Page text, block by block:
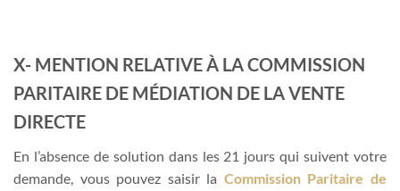
X- MENTION RELATIVE À LA COMMISSION
PARITAIRE DE MÉDIATION DE LA VENTE
DIRECTE
En l’absence de solution dans les 21 jours qui suivent votre
demande, vous pouvez saisir la Commission Paritaire de